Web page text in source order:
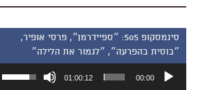
סינמסקופ 505: ״ספיידרמן״, פרסי אופיר,
״בוסית בהפרעה״, ״לגמור את הלילה״
אודיו
00:00
01:00:12